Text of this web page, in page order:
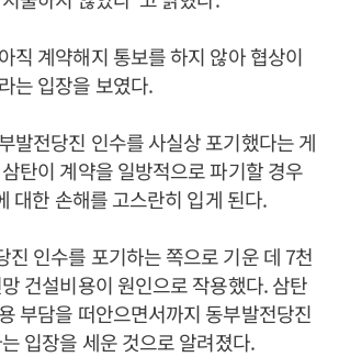
직 계약해지 통보를 하지 않아 협상이
는 입장을 보였다.
발전당진 인수를 사실상 포기했다는 게
탄이 계약을 일방적으로 파기할 경우
대한 손해를 고스란히 입게 된다.
진 인수를 포기하는 쪽으로 기운 데 7천
건설비용이 원인으로 작용했다. 삼탄
부담을 떠안으면서까지 동부발전당진
입장을 세운 것으로 알려졌다.